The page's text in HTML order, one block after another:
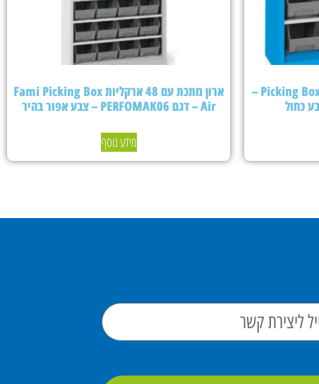
ארון מתכת עם 24 ארקליות Picking Box Air –
ארון מתכת עם 48 ארקליות Fami Picking Box
Air – דגם PERFOMAK06 – צבע אפור בהיר
מידע נוסף